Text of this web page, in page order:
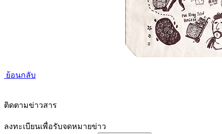
ย้อนกลับ
ติดตามข่าวสาร
ลงทะเบียนเพื่อรับจดหมายข่าว